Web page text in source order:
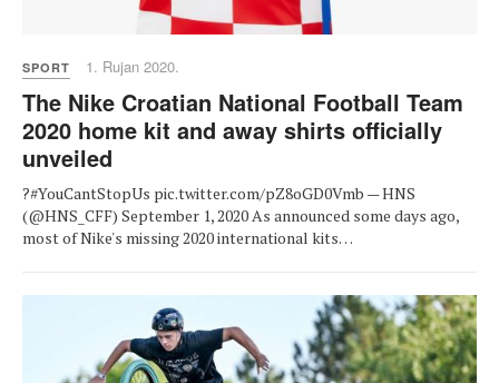
SPORT 1. Rujan 2020.
The Nike Croatian National Football Team
2020 home kit and away shirts officially
unveiled
?#YouCantStopUs pic.twitter.com/pZ8oGD0Vmb — HNS
(@HNS_CFF) September 1, 2020 As announced some days ago,
most of Nike's missing 2020 international kits…